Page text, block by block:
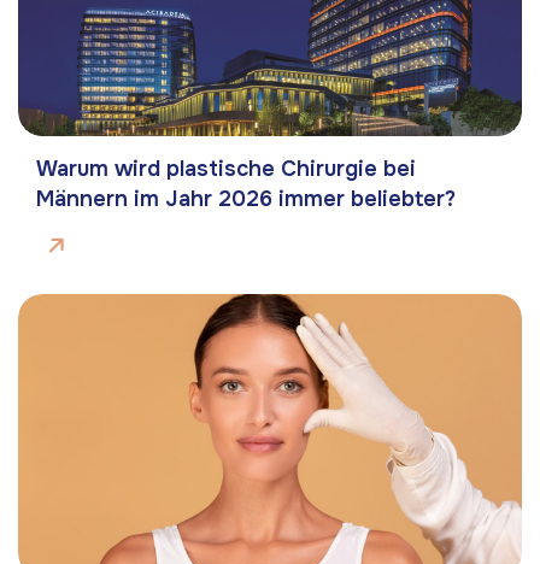
Warum wird plastische Chirurgie bei
Männern im Jahr 2026 immer beliebter?